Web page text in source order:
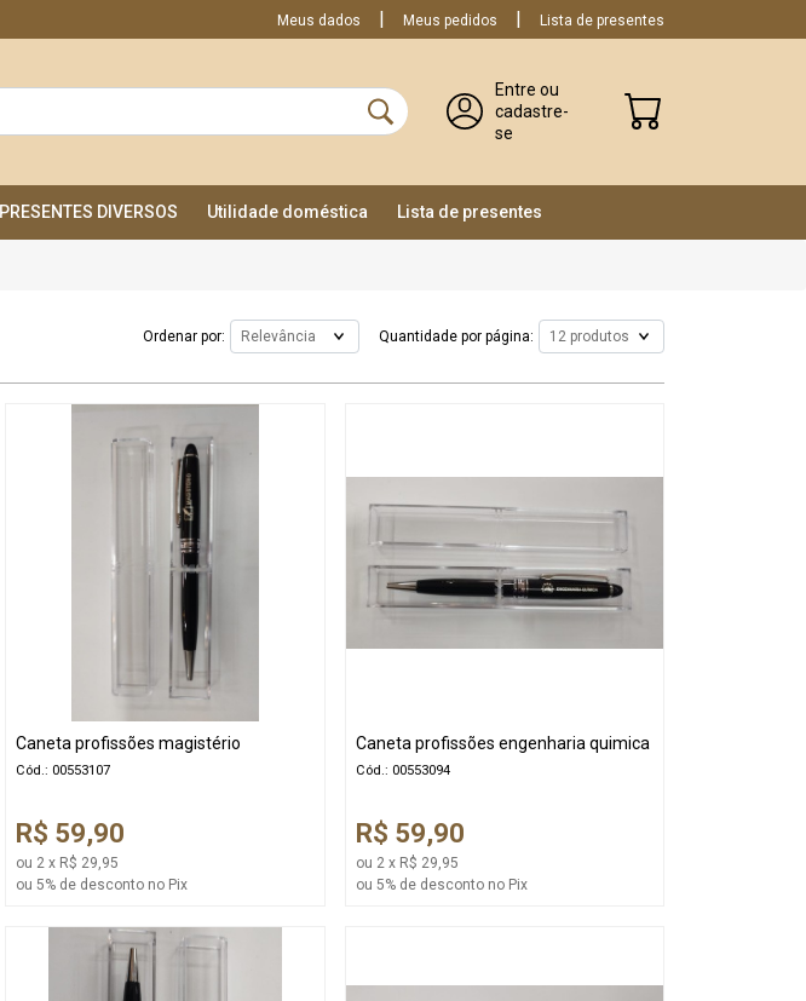
Meus dados Meus pedidos Lista de presentes
Entre ou
cadastre-
se
PRESENTES DIVERSOS Utilidade doméstica Lista de presentes
Ordenar por: Quantidade por página:
Caneta profissões magistério
Cód.: 00553107
R$ 59,90
ou 2 x R$ 29,95
ou 5% de desconto no Pix
Caneta profissões engenharia quimica
Cód.: 00553094
R$ 59,90
ou 2 x R$ 29,95
ou 5% de desconto no Pix